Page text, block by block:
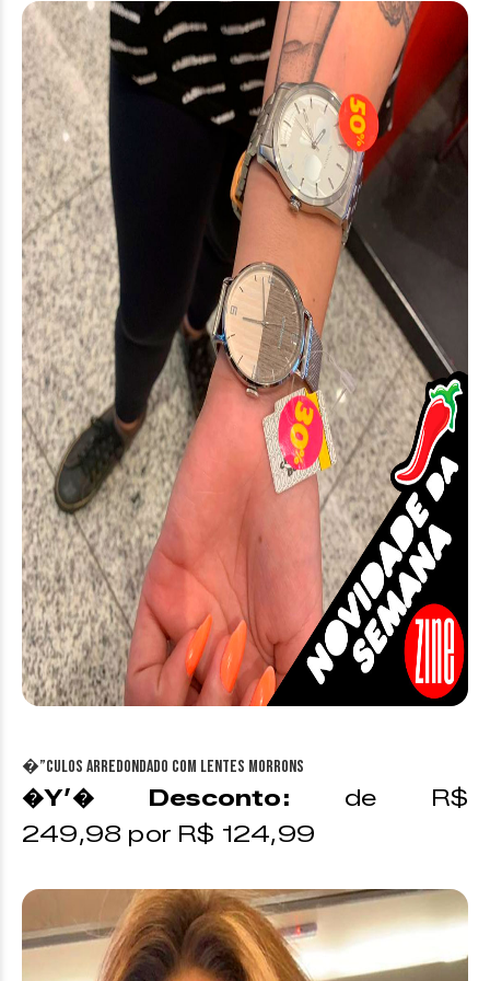
�”culos Arredondado com lentes morrons
�Y’� Desconto: de R$
249,98 por R$ 124,99